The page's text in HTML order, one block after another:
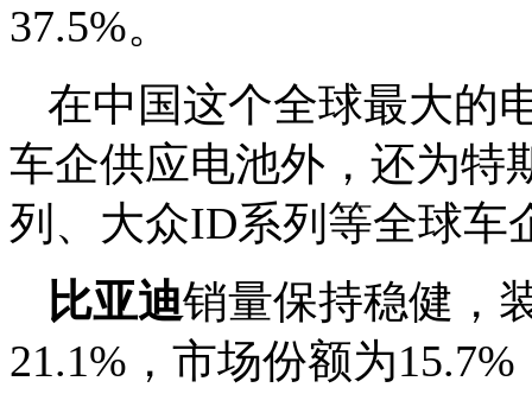
37.5%。
在中国这个全球最大的
车企供应电池外，还为特
列、大众ID系列等全球车
比亚迪销量保持稳健，
21.1%，市场份额为